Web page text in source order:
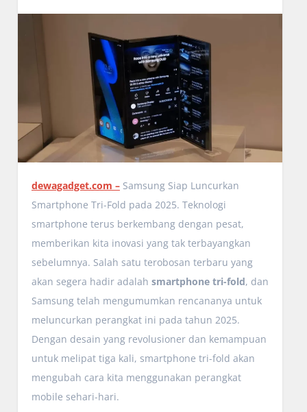
dewagadget.com –Samsung Siap Luncurkan
Smartphone Tri-Fold pada 2025. Teknologi
smartphone terus berkembang dengan pesat,
memberikan kita inovasi yang tak terbayangkan
sebelumnya. Salah satu terobosan terbaru yang
akan segera hadir adalah smartphone tri-fold, dan
Samsung telah mengumumkan rencananya untuk
meluncurkan perangkat ini pada tahun 2025.
Dengan desain yang revolusioner dan kemampuan
untuk melipat tiga kali, smartphone tri-fold akan
mengubah cara kita menggunakan perangkat
mobile sehari-hari.